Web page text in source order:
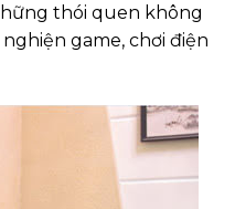
thói quen không
game, chơi điện